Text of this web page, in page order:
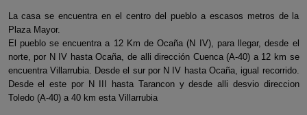
La casa se encuentra en el centro del pueblo a escasos metros de la
Plaza Mayor.
El pueblo se encuentra a 12 Km de Ocaña (N IV), para llegar, desde el
norte, por N IV hasta Ocaña, de alli dirección Cuenca (A-40) a 12 km se
encuentra Villarrubia. Desde el sur por N IV hasta Ocaña, igual recorrido.
Desde el este por N III hasta Tarancon y desde alli desvio direccion
Toledo (A-40) a 40 km esta Villarrubia